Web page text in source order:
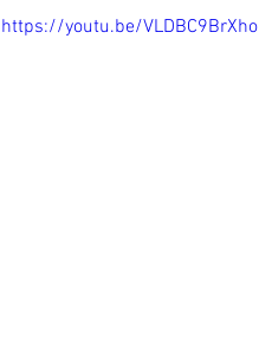
https://youtu.be/VLDBC9BrXho